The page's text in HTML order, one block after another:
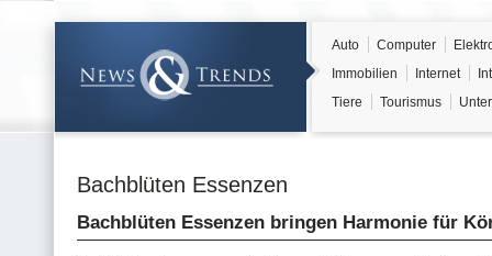
Auto Computer
Immobilien
Internet
Tiere
Tourismus
Bachblüten Essenzen
Bachblüten Essenzen bringen Harmonie für